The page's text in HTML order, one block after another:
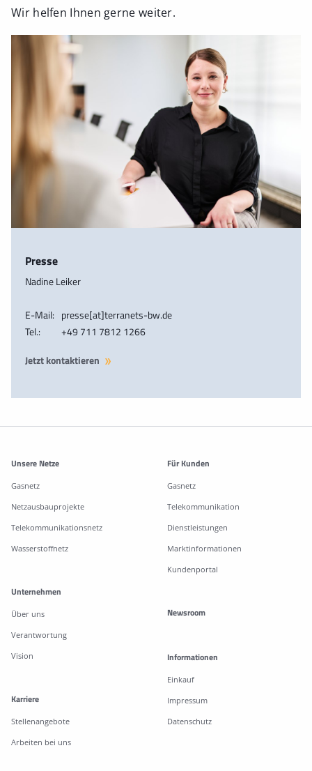
Wir helfen Ihnen gerne weiter.
Presse
Nadine Leiker
E-Mail: presse[at]terranets-bw.de
Tel.:
+49 711 7812 1266
Jetzt kontaktieren
Weitere Informationen
Unsere Netze
Gasnetz
Netzausbauprojekte
Telekommunikationsnetz
Wasserstoffnetz
Für Kunden
Gasnetz
Telekommunikation
Dienstleistungen
Marktinformationen
Kundenportal
Unternehmen
Über uns
Verantwortung
Vision
Karriere
Stellenangebote
Arbeiten bei uns
Newsroom
Informationen
Einkauf
Impressum
Datenschutz